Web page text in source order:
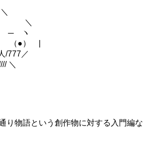
ヽ
●） |
／
＼
語という創作物に対する入門編な